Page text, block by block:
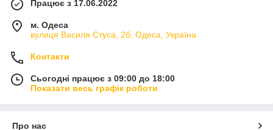
Працює з 17.06.2022
м. Одеса
вулиця Василя Стуса, 2б, Одеса, Україна
Контакти
Сьогодні працює з 09:00 до 18:00
Показати весь графік роботи
Про нас